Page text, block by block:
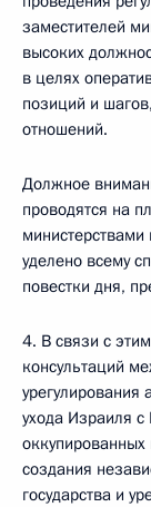
заместителей
высоких
в целях
позиций и
отношений.
Должное
проводятся на
министерствами
уделено всему
повестки дня,
4. В связи с
консультаций
урегулирования
ухода Израиля с
создания
государства и